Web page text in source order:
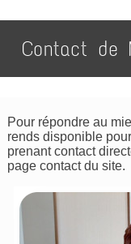
Contact de
Pour répondre au
rends disponible
prenant contact
page contact du site.